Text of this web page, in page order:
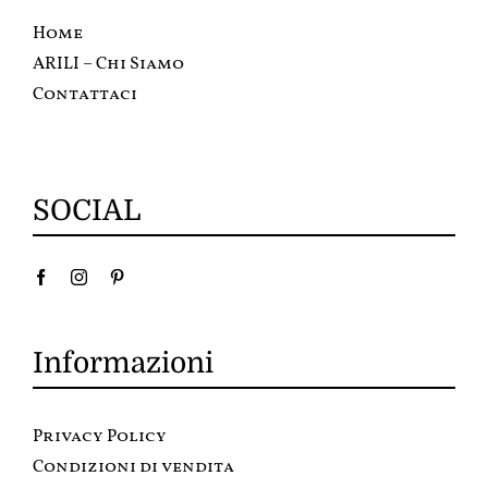
Home
ARILI – Chi Siamo
Contattaci
SOCIAL
Informazioni
Privacy Policy
Condizioni di vendita